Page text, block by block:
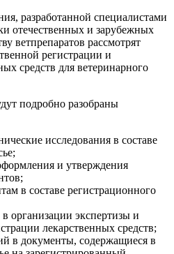
разработанной специалистами
и зарубежных
ветпрепаратов рассмотрят
регистрации и
средств для ветеринарного
подробно разобраны
исследования в составе
и утверждения
в составе регистрационного
в организации экспертизы и
лекарственных средств;
в документы, содержащиеся в